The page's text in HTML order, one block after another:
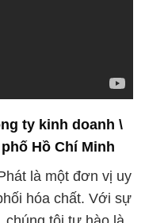
ty kinh doanh \
Hồ Chí Minh
là một đơn vị uy
hóa chất. Với sự